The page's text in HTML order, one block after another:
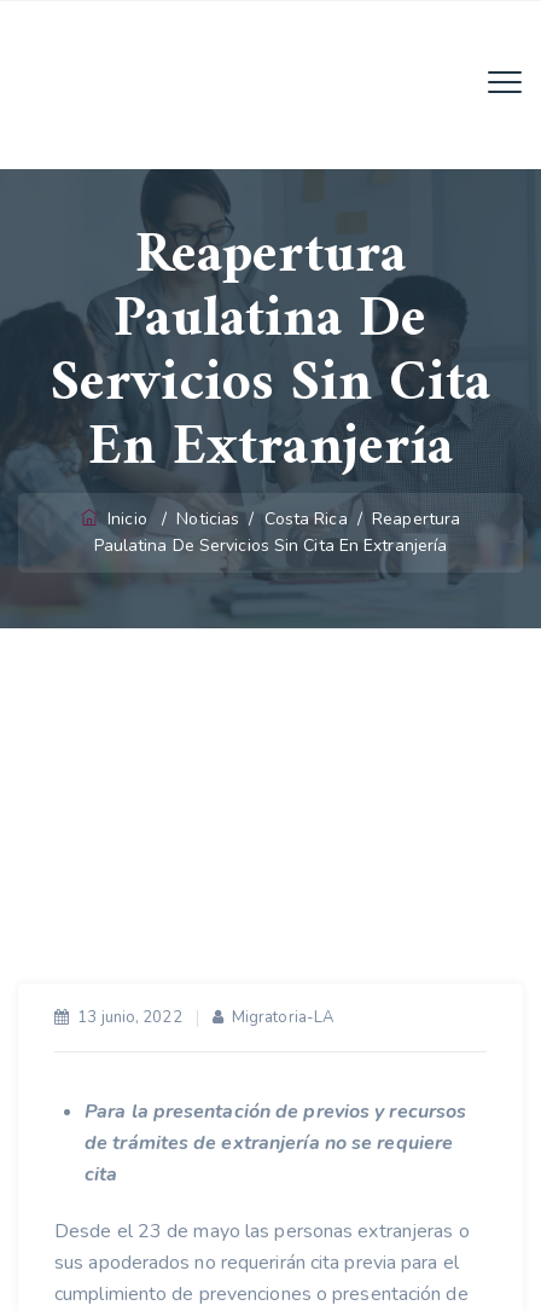
Teléfono: +506 6028-6135.
Horario:Lun - Vie (8AM - 4PM)
Reapertura
Paulatina De
Servicios Sin Cita
En Extranjería
Inicio /Noticias/Costa Rica /Reapertura
Paulatina De Servicios Sin Cita En Extranjería
13 junio, 2022 Migratoria-LA
Para la presentación de previos y recursos
de trámites de extranjería no se requiere
cita
Desde el 23 de mayo las personas extranjeras o
sus apoderados no requerirán cita previa para el
cumplimiento de prevenciones o presentación de